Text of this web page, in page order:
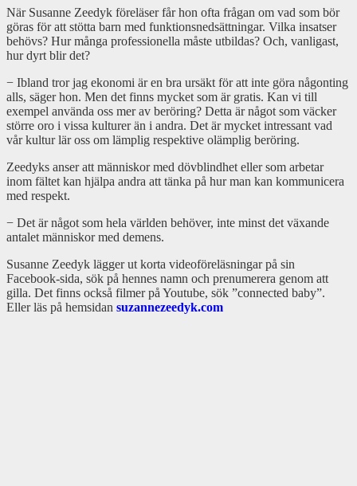
När Susanne Zeedyk föreläser får hon ofta frågan om vad som bör
göras för att stötta barn med funktionsnedsättningar. Vilka insatser
behövs? Hur många professionella måste utbildas? Och, vanligast,
hur dyrt blir det?
− Ibland tror jag ekonomi är en bra ursäkt för att inte göra någonting
alls, säger hon. Men det finns mycket som är gratis. Kan vi till
exempel använda oss mer av beröring? Detta är något som väcker
större oro i vissa kulturer än i andra. Det är mycket intressant vad
vår kultur lär oss om lämplig respektive olämplig beröring.
Zeedyks anser att människor med dövblindhet eller som arbetar
inom fältet kan hjälpa andra att tänka på hur man kan kommunicera
med respekt.
− Det är något som hela världen behöver, inte minst det växande
antalet människor med demens.
Susanne Zeedyk lägger ut korta videoföreläsningar på sin
Facebook-sida, sök på hennes namn och prenumerera genom att
gilla. Det finns också filmer på Youtube, sök ”connected baby”.
Eller läs på hemsidan suzannezeedyk.com